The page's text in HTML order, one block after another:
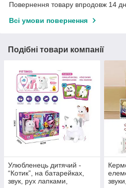
Повернення товару впродовж 14
Всі умови повернення
Подібні товари компанії
Улюбленець дитячий -
“Котик”, на батарейках,
звук, рух лапками,